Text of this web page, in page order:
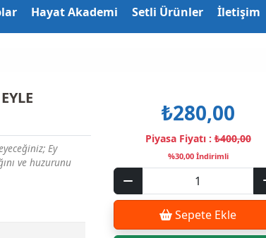
Hayat Akademi Setli Ürünler İletişim
Ey
ve huzurunu
₺280,00
Piyasa Fiyatı :₺400,00
%30,00 İndirimli
Sepete Ekle